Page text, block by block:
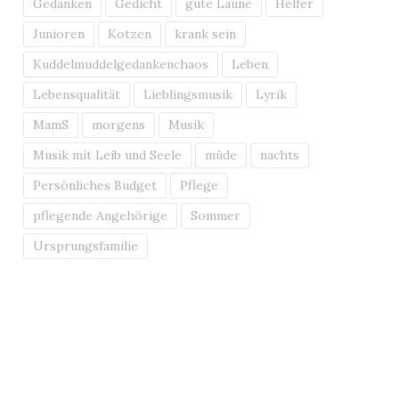
Gedanken
Gedicht gute Laune
Helfer
Junioren
Kotzen
krank sein
Kuddelmuddelgedankenchaos
Leben
Lebensqualität
Lieblingsmusik
Lyrik
MamS
morgens
Musik
Musik mit Leib und Seele
müde
nachts
Persönliches Budget
Pflege
pflegende Angehörige
Sommer
Ursprungsfamilie